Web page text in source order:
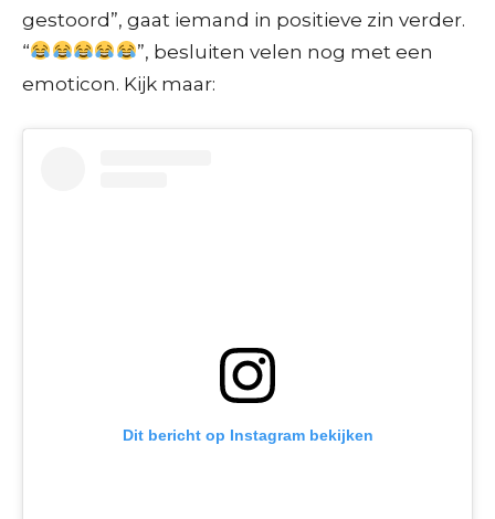
gestoord”, gaat iemand in positieve zin verder.
“
”, besluiten velen nog met een
emoticon. Kijk maar:
Dit bericht op Instagram bekijken